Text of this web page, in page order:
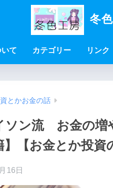
冬
て カテゴリー リンク
とかお金の話
ソン流 お金の増
】【お金とか投資
16日